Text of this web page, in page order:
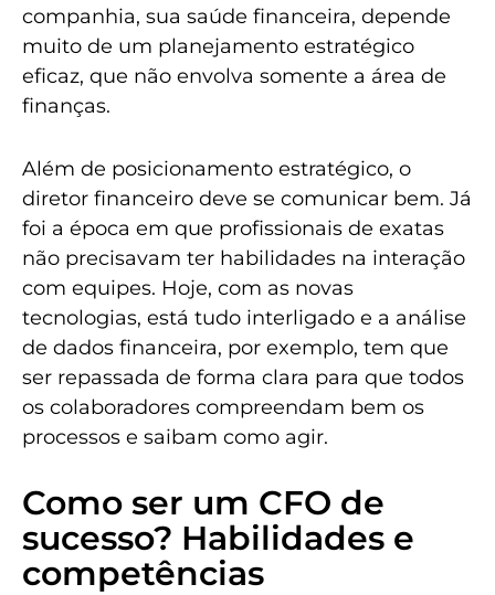
companhia, sua saúde financeira, depende
muito de um planejamento estratégico
eficaz, que não envolva somente a área de
finanças.
Além de posicionamento estratégico, o
diretor financeiro deve se comunicar bem. Já
foi a época em que profissionais de exatas
não precisavam ter habilidades na interação
com equipes. Hoje, com as novas
tecnologias, está tudo interligado e a análise
de dados financeira, por exemplo, tem que
ser repassada de forma clara para que todos
os colaboradores compreendam bem os
processos e saibam como agir.
Como ser um CFO de
sucesso? Habilidades e
competências